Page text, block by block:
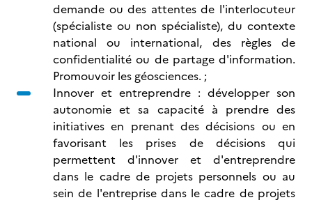
demande ou des attentes de l'interlocuteur
(spécialiste ou non spécialiste), du contexte
national ou international, des règles de
confidentialité ou de partage d'information.
Promouvoir les géosciences. ;
Innover et entreprendre : développer son
autonomie et sa capacité à prendre des
initiatives en prenant des décisions ou en
favorisant les prises de décisions qui
permettent d'innover et d'entreprendre
dans le cadre de projets personnels ou au
sein de l'entreprise dans le cadre de projets